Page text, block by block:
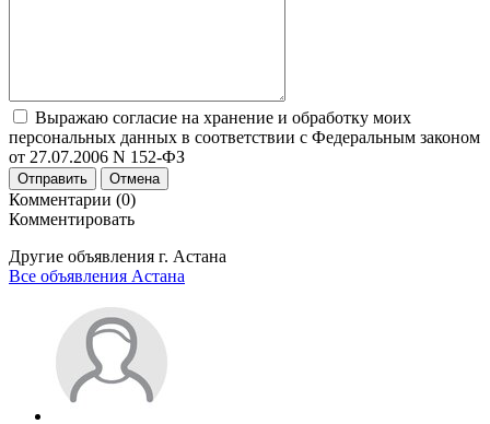
Выражаю согласие на хранение и обработку моих
персональных данных в соответствии с Федеральным законом
от 27.07.2006 N 152-ФЗ
Отправить Отмена
Комментарии (0)
Комментировать
Другие объявления г. Астана
Все объявления Астана